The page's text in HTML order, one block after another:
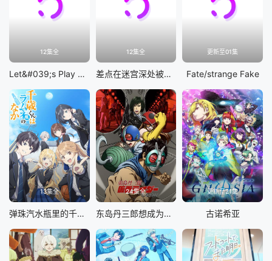
12集全
Let&#039;s Play 充满挑战的人生
12集全
差点在迷宫深处被信任的伙伴杀掉，但靠着天赐技能「无限扭蛋」获得等级9999的伙伴，我要向前队友和世界展开复仇&amp;「给他们好看！」
更新至01集
Fate/strange Fake
13集全
弹珠汽水瓶里的千岁同学
24集全
东岛丹三郎想成为假面骑士
更新至21集
古诺希亚